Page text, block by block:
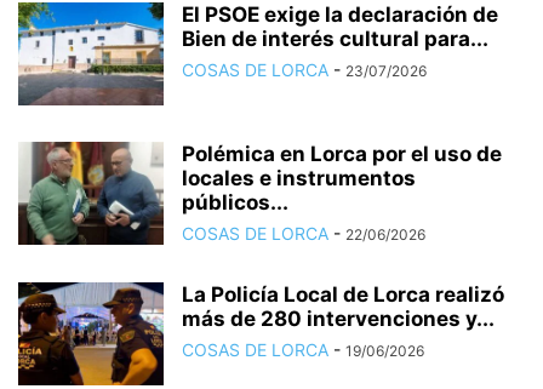
El PSOE exige la declaración de
Bien de interés cultural para...
COSAS DE LORCA - 23/07/2026
Polémica en Lorca por el uso de
locales e instrumentos
públicos...
COSAS DE LORCA - 22/06/2026
La Policía Local de Lorca realizó
más de 280 intervenciones y...
COSAS DE LORCA - 19/06/2026